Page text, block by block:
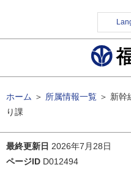
ホーム ＞ 所属情報一覧 ＞ 新幹
り課
最終更新日 2026年7月28日
ページID D012494